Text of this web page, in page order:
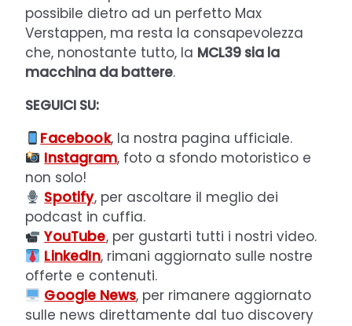
possibile dietro ad un perfetto Max
Verstappen, ma resta la consapevolezza
che, nonostante tutto, la MCL39 sia la
macchina da battere.
SEGUICI SU:
Facebook, la nostra pagina ufficiale.
Instagram, foto a sfondo motoristico e
non solo!
Spotify, per ascoltare il meglio dei
podcast in cuffia.
YouTube, per gustarti tutti i nostri video.
LinkedIn, rimani aggiornato sulle nostre
offerte e contenuti.
Google News, per rimanere aggiornato
sulle news direttamente dal tuo discovery